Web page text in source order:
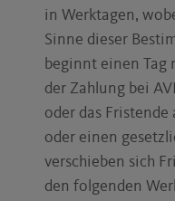
in Werktagen,
Sinne dieser
beginnt einen Tag
der Zahlung bei
oder das Fristende
oder einen
verschieben sich
den folgenden